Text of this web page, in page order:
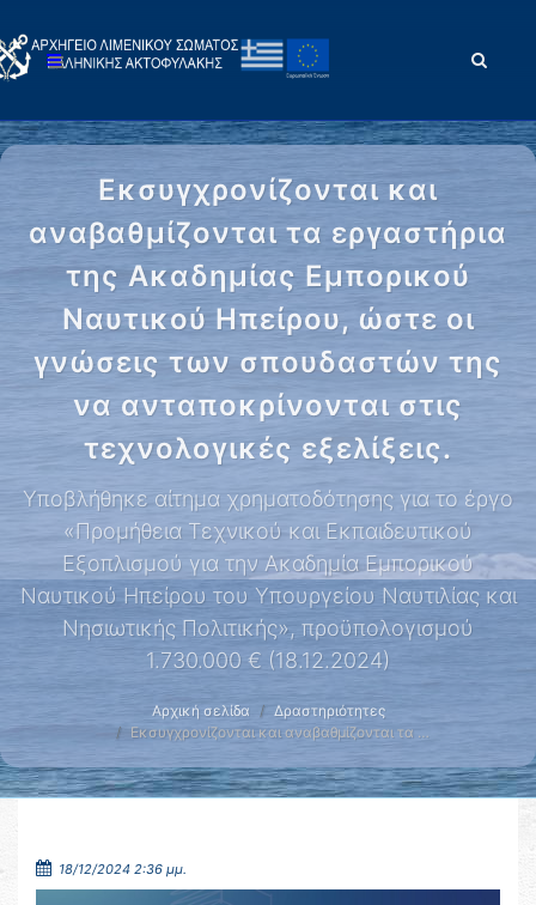
Εκσυγχρονίζονται και
αναβαθμίζονται τα εργαστήρια
της Ακαδημίας Εμπορικού
Ναυτικού Ηπείρου, ώστε οι
γνώσεις των σπουδαστών της
να ανταποκρίνονται στις
τεχνολογικές εξελίξεις.
Υποβλήθηκε αίτημα χρηματοδότησης για το έργο
«Προμήθεια Τεχνικού και Εκπαιδευτικού
Εξοπλισμού για την Ακαδημία Εμπορικού
Ναυτικού Ηπείρου του Υπουργείου Ναυτιλίας και
Νησιωτικής Πολιτικής», προϋπολογισμού
1.730.000 € (18.12.2024)
Αρχική σελίδα
Δραστηριότητες
Εκσυγχρονίζονται και αναβαθμίζονται τα …
18/12/2024 2:36 μμ.